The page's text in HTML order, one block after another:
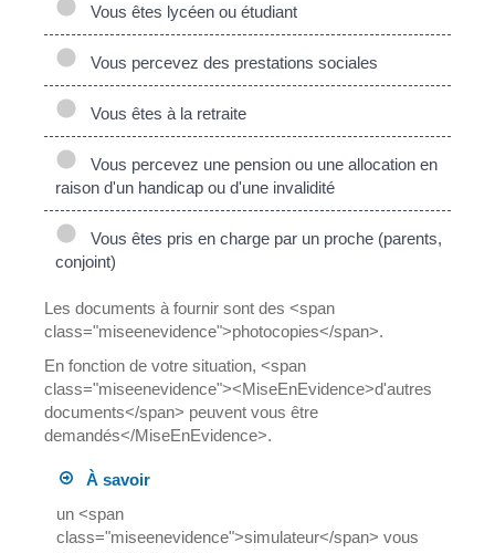
Vous êtes lycéen ou étudiant
Vous percevez des prestations sociales
Vous êtes à la retraite
Vous percevez une pension ou une allocation en
raison d'un handicap ou d'une invalidité
Vous êtes pris en charge par un proche (parents,
conjoint)
Les documents à fournir sont des <span
class="miseenevidence">photocopies</span>.
En fonction de votre situation, <span
class="miseenevidence"><MiseEnEvidence>d'autres
documents</span> peuvent vous être
demandés</MiseEnEvidence>.
À savoir
un <span
class="miseenevidence">simulateur</span> vous